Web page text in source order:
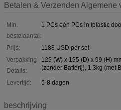
Betalen & Verzenden Algemene
Min.
bestelaantal:
1 PCs één PCs in lplastic
Prijs:
1188 USD per set
Verpakking
Details:
129 (W) x 195 (D) x 99 (H)
(zonder Batterij), 1.3kg (met
Levertijd: 5-8 dagen
beschrijving